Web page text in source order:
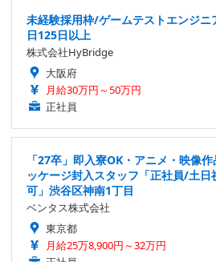
未経験採用枠/ゲームテストエンジ
日125日以上
株式会社HyBridge
大阪府
月給30万円～50万円
正社員
「27卒」即入寮OK・アニメ・映像
ッケージ封入スタッフ「正社員/土
可」渋谷区神南1丁目
ベンタス株式会社
東京都
月給25万8,900円～32万円